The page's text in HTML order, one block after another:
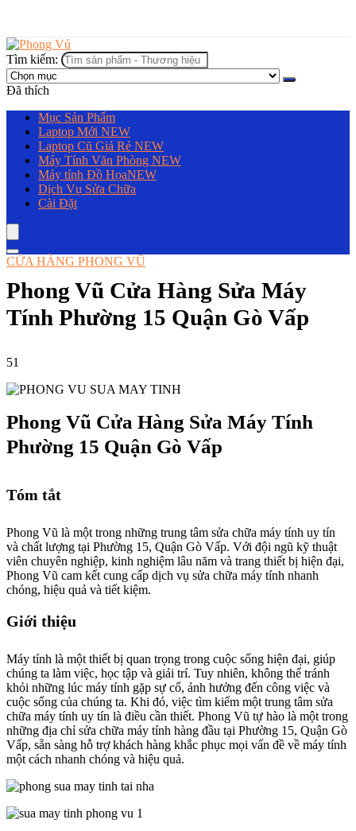
Tìm kiếm:
Đã thích
Mục Sản Phẩm
Laptop Mới NEW
Laptop Cũ Giá Rẻ NEW
Máy Tính Văn Phòng NEW
Máy tính Đồ HọaNEW
Dịch Vụ Sửa Chữa
Cài Đặt
CỬA HÀNG PHONG VŨ
Phong Vũ Cửa Hàng Sửa Máy
Tính Phường 15 Quận Gò Vấp
51
Phong Vũ Cửa Hàng Sửa Máy Tính
Phường 15 Quận Gò Vấp
Tóm tắt
Phong Vũ là một trong những trung tâm sửa chữa máy tính uy tín
và chất lượng tại Phường 15, Quận Gò Vấp. Với đội ngũ kỹ thuật
viên chuyên nghiệp, kinh nghiệm lâu năm và trang thiết bị hiện đại,
Phong Vũ cam kết cung cấp dịch vụ sửa chữa máy tính nhanh
chóng, hiệu quả và tiết kiệm.
Giới thiệu
Máy tính là một thiết bị quan trọng trong cuộc sống hiện đại, giúp
chúng ta làm việc, học tập và giải trí. Tuy nhiên, không thể tránh
khỏi những lúc máy tính gặp sự cố, ảnh hưởng đến công việc và
cuộc sống của chúng ta. Khi đó, việc tìm kiếm một trung tâm sửa
chữa máy tính uy tín là điều cần thiết. Phong Vũ tự hào là một trong
những địa chỉ sửa chữa máy tính hàng đầu tại Phường 15, Quận Gò
Vấp, sẵn sàng hỗ trợ khách hàng khắc phục mọi vấn đề về máy tính
một cách nhanh chóng và hiệu quả.